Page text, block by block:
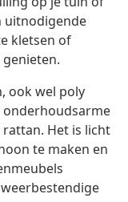
uitnodigende
kletsen of
ook wel poly
onderhoudsarme
Het is licht
te maken en